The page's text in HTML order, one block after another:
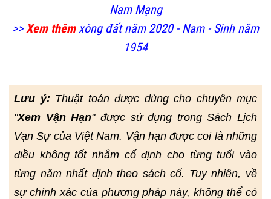
Nam Mạng
>>Xem thêmxông đất năm 2020 - Nam - Sinh năm
1954
Lưu ý: Thuật toán được dùng cho chuyên mục
"Xem Vận Hạn" được sử dụng trong Sách Lịch
Vạn Sự của Việt Nam. Vận hạn được coi là những
điều không tốt nhắm cố định cho từng tuổi vào
từng năm nhất định theo sách cổ. Tuy nhiên, về
sự chính xác của phương pháp này, không thể có